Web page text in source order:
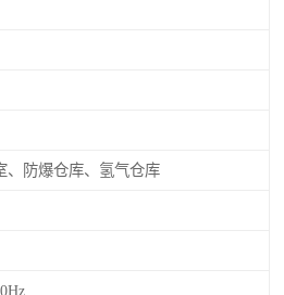
、防爆仓库、氢气仓库